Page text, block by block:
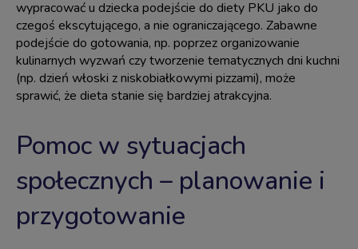
wypracować u dziecka podejście do diety PKU jako do
czegoś ekscytującego, a nie ograniczającego. Zabawne
podejście do gotowania, np. poprzez organizowanie
kulinarnych wyzwań czy tworzenie tematycznych dni kuchni
(np. dzień włoski z niskobiałkowymi pizzami), może
sprawić, że dieta stanie się bardziej atrakcyjna.
Pomoc w sytuacjach
społecznych – planowanie i
przygotowanie